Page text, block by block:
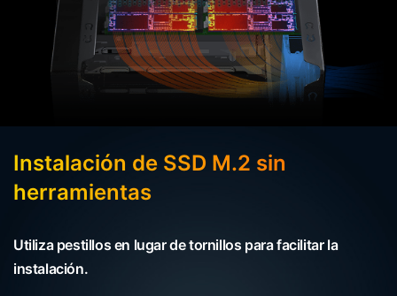
Instalación de SSD M.2 sin
herramientas
Utiliza pestillos en lugar de tornillos para facilitar la
instalación.